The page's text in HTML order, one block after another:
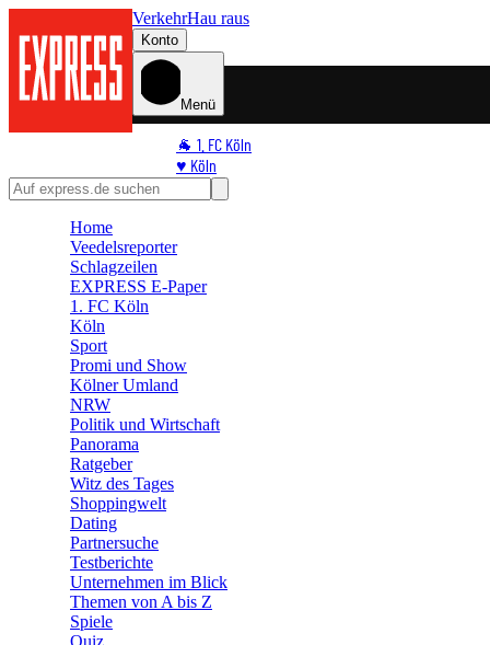
VerkehrHau raus
Konto
Menü
🐐 1. FC Köln
♥️ Köln
⭐ Promi
🛒 Shoppingwelt
Home
Veedelsreporter
Schlagzeilen
EXPRESS E-Paper
1. FC Köln
Köln
Sport
Promi und Show
Kölner Umland
NRW
Politik und Wirtschaft
Panorama
Ratgeber
Witz des Tages
Shoppingwelt
Dating
Partnersuche
Testberichte
Unternehmen im Blick
Themen von A bis Z
Spiele
Quiz